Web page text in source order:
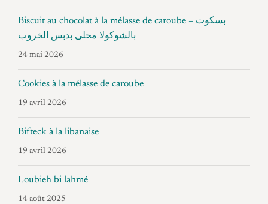
Biscuit au chocolat à la mélasse de caroube – بسكوت
بالشوكولا محلى بدبس الخروب
24 mai 2026
Cookies à la mélasse de caroube
19 avril 2026
Bifteck à la libanaise
19 avril 2026
Loubieh bi lahmé
14 août 2025